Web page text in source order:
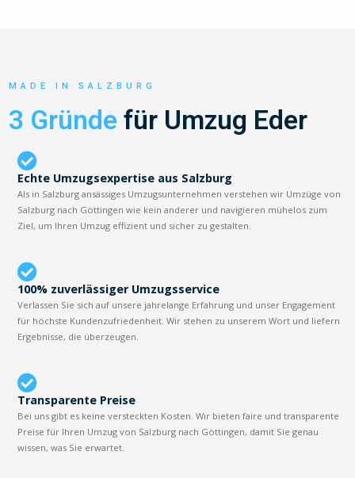
MADE IN SALZBURG
3 Gründe für Umzug Eder
Echte Umzugsexpertise aus Salzburg
Als in Salzburg ansässiges Umzugsunternehmen verstehen wir Umzüge von
Salzburg nach Göttingen wie kein anderer und navigieren mühelos zum
Ziel, um Ihren Umzug effizient und sicher zu gestalten.
100% zuverlässiger Umzugsservice
Verlassen Sie sich auf unsere jahrelange Erfahrung und unser Engagement
für höchste Kundenzufriedenheit. Wir stehen zu unserem Wort und liefern
Ergebnisse, die überzeugen.
Transparente Preise
Bei uns gibt es keine versteckten Kosten. Wir bieten faire und transparente
Preise für Ihren Umzug von Salzburg nach Göttingen, damit Sie genau
wissen, was Sie erwartet.